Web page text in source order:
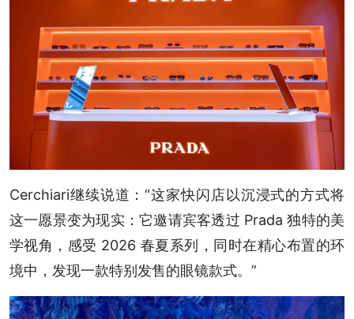
Cerchiari继续说道：“这家快闪店以沉浸式的方式将
这一愿景变为现实：它邀请宾客透过 Prada 独特的美
学视角，感受 2026 春夏系列，同时在精心布置的环
境中，发现一款特别发售的眼镜款式。”